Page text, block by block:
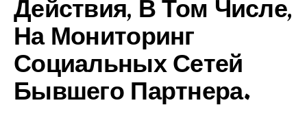
Действия, В Том Числе,
На Мониторинг
Социальных Сетей
Бывшего Партнера.